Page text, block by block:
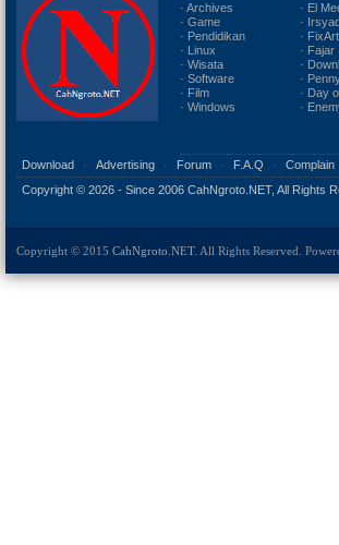
· Archives
· Game
· Pendidikan
· Linux
· Wisata
· Software
· Film
· Windows
· El
·
· FixArt
· Fajar
·
·
· Day
·
Download · Advertising · Forum · F.A.Q · Complain
Copyright © 2026 - Since 2006 CahNgroto.NET, All Rights
Copyright © 2015 CahNgroto.NET. All Rights Reserved.